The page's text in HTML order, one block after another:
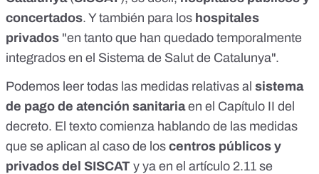
concertados. Y también para los hospitales
privados "en tanto que han quedado temporalmente
integrados en el Sistema de Salut de Catalunya".
Podemos leer todas las medidas relativas al sistema
de pago de atención sanitaria en el Capítulo II del
decreto. El texto comienza hablando de las medidas
que se aplican al caso de los centros públicos y
privados del SISCAT y ya en el artículo 2.11 se